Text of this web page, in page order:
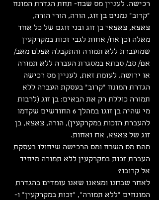
רכישה. לעניין מס שבח- תחת הגדרת המונח
"קרוב" נמנים בן זוג, הורה, הורי הורה,
צאצא, צאצאי בן זוג ובני זוגם של כל אחד
מאלה וכן אח/ אחות לגבי זכות במקרקעין
שמועברת ללא תמורה והתקבלה אצלם מאב/
אם/ סב/ סבתא במסגרת העברה ללא תמורה
או ירושה. לעומת זאת, לעניין מס רכישה
הגדרת המונח "קרוב" בעסקת העברה ללא
תמורה כוללת רק את הבאים: בן זוג (לרבות
מי שהיה בן זוגו במהלך 6 החודשים שקדמו
להעברת הזכות במקרקעין), הורה, צאצא, בן
זוג של צאצא, אח ואחות.
מהם מס השבח ומס הרכישה שיחולו בעסקת
העברת זכות במקרקעין ללא תמורה מיחיד
אל קרובו?
לאחר שבחנו ומצאנו שאנו עומדים בהגדרת
המונחים "ללא תמורה", "זכות במקרקעין" ו-